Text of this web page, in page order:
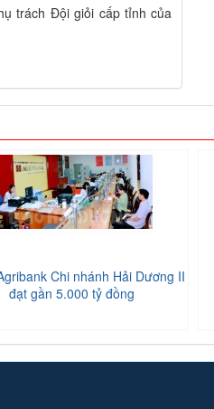
trách Đội giỏi cấp tỉnh của
Chi nhánh Hải Dương II
đạt gần 5.000 tỷ đồng